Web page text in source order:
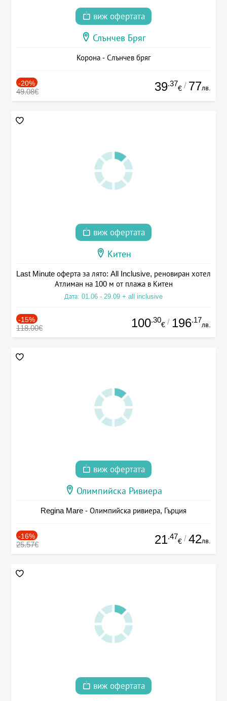
виж офертата
Слънчев Бряг
Корона - Слънчев бряг
-20%
49.08€ 39.37
€ / 77лв.
виж офертата
Китен
Last Minute оферта за лято: All Inclusive, реновиран хотел
Атлиман на 100 м от плажа в Китен
Дата: 01.06 - 29.09 + all inclusive
-15%
118.00€ 100.30
€ / 196.17
лв.
виж офертата
Олимпийска Ривиера
Regina Mare - Олимпийска ривиера, Гърция
-16%
25.57€ 21.47
€ / 42лв.
виж офертата